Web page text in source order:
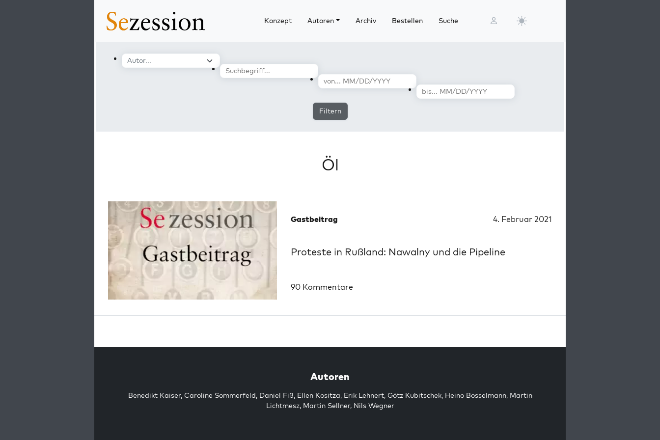
Konzept Autoren Archiv Bestellen Suche
Filtern
Öl
Gastbeitrag 4. Februar 2021
Proteste in Rußland: Nawalny und die Pipeline
90 Kommentare
Autoren
Benedikt Kaiser, Caroline Sommerfeld, Daniel Fiß, Ellen Kositza, Erik Lehnert, Götz Kubitschek, Heino Bosselmann, Martin
Lichtmesz, Martin Sellner, Nils Wegner